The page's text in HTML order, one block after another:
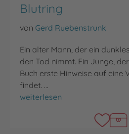
Blutring
von Gerd Ruebenstrunk
Ein alter Mann, der ein
den Tod nimmt. Ein Junge,
Buch erste Hinweise auf eine
findet. …
Blutring
weiterlesen